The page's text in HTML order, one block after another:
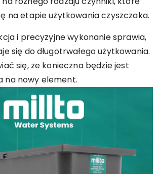
na etapie użytkowania czyszczaka.
i precyzyjne wykonanie sprawia,
się do długotrwałego użytkowania.
się, że konieczna będzie jest
na nowy element.